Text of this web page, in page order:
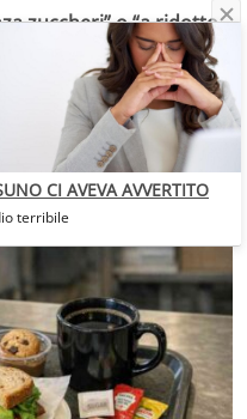
zuccheri” o “a ridotto
la scelta
CI AVEVA AVVERTITO
terribile